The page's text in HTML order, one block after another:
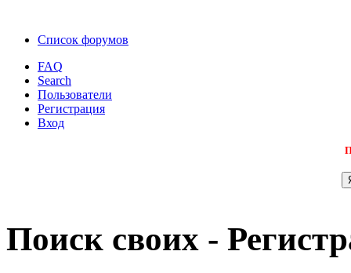
Список форумов
FAQ
Search
Пользователи
Регистрация
Вход
Поиск своих -